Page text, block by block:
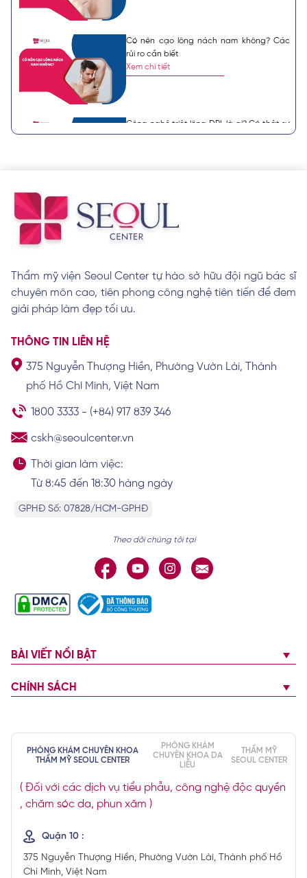
Có nên cạo lông nách nam không? Các
rủi ro cần biết
Xem chi tiết
Công nghệ triệt lông DPL là gì? Có thật sự
hiệu quả?
Sau khi triệt lông nách có được nhổ
không? Lưu ý cần biết
Xem chi tiết
Tại sao lông tay màu trắng xuất hiện? Có
ý nghĩa gì?
Lông mọc ở tai điềm báo tốt hay xấu? Về
vận mệnh và tiền tài
Thẩm mỹ viện Seoul Center tự hào sở hữu đội ngũ bác sĩ
chuyên môn cao, tiên phong công nghệ tiên tiến để đem
giải pháp làm đẹp tối ưu.
THÔNG TIN LIÊN HỆ
375 Nguyễn Thượng Hiền, Phường Vườn Lài, Thành
phố Hồ Chí Minh, Việt Nam
1800 3333 - (+84) 917 839 346
cskh@seoulcenter.vn
Thời gian làm việc:
Từ 8:45 đến 18:30 hàng ngày
GPHĐ Số: 07828/HCM-GPHĐ
Theo dõi chúng tôi tại
BÀI VIẾT NỔI BẬT
CHÍNH SÁCH
PHÒNG KHÁM CHUYÊN KHOA
THẨM MỸ SEOUL CENTER
PHÒNG KHÁM
CHUYÊN KHOA DA
LIỄU
THẨM MỸ
SEOUL CENTER
( Đối với các dịch vụ tiểu phẫu, công nghệ độc quyền
, chăm sóc da, phun xăm )
Quận 10 :
375 Nguyễn Thượng Hiền, Phường Vườn Lài, Thành phố Hồ
Chí Minh, Việt Nam